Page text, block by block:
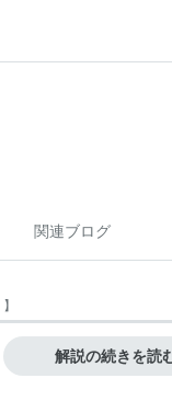
関連ブログ
】
解説の続きを読